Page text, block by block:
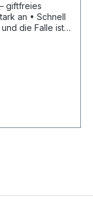
giftfreies
die Falle ist